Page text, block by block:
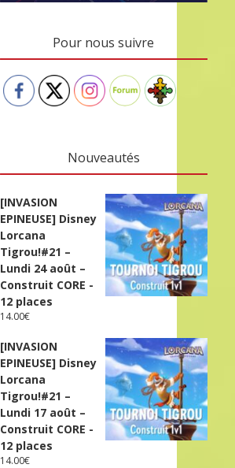
Pour nous suivre
Nouveautés
[INVASION
EPINEUSE] Disney
Lorcana
Tigrou!#21 –
Lundi 24 août –
Construit CORE -
12 places
14.00€
[INVASION
EPINEUSE] Disney
Lorcana
Tigrou!#21 –
Lundi 17 août –
Construit CORE -
12 places
14.00€